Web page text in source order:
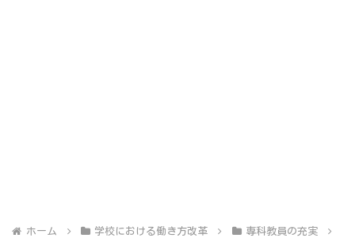
ホーム 学校における働き方改革
専科教員の充実